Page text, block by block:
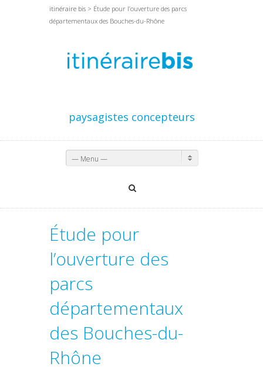
itinéraire bis > Étude pour l’ouverture des parcs
départementaux des Bouches-du-Rhône
paysagistes concepteurs
— Menu —
Étude pour
l’ouverture des
parcs
départementaux
des Bouches-du-
Rhône